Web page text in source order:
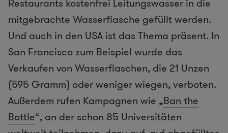
Restaurants kostenfrei Leitungswasser in die
mitgebrachte Wasserflasche gefüllt werden.
Und auch in den USA ist das Thema präsent. In
San Francisco zum Beispiel wurde das
Verkaufen von Wasserflaschen, die 21 Unzen
(595 Gramm) oder weniger wiegen, verboten.
Außerdem rufen Kampagnen wie „Ban the
Bottle“, an der schon 85 Universitäten